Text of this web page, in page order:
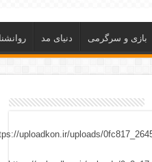
بازی و سرگرمی دنیای مد